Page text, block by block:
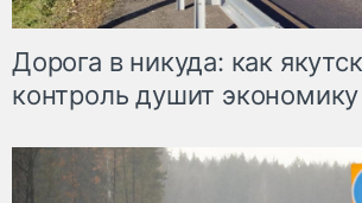
Дорога в никуда: как
контроль душит экономику